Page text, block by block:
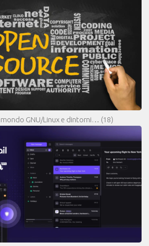
GNU/Linux e dintorni… (18)